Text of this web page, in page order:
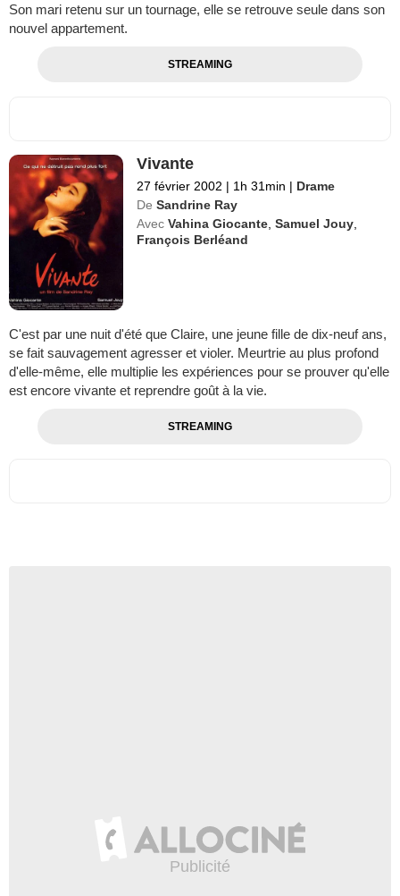
Son mari retenu sur un tournage, elle se retrouve seule dans son
nouvel appartement.
STREAMING
Vivante
27 février 2002 | 1h 31min | Drame
De Sandrine Ray
Avec Vahina Giocante ,Samuel Jouy
François Berléand
C'est par une nuit d'été que Claire, une jeune fille de dix-neuf ans,
se fait sauvagement agresser et violer. Meurtrie au plus profond
d'elle-même, elle multiplie les expériences pour se prouver qu'elle
est encore vivante et reprendre goût à la vie.
STREAMING